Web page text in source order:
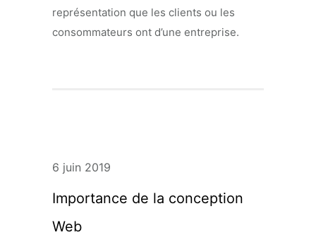
représentation que les clients ou les
consommateurs ont d’une entreprise.
6 juin 2019
Importance de la conception
Web